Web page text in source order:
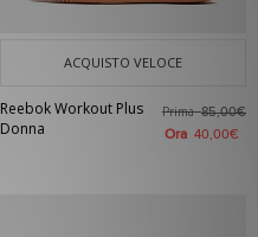
ACQUISTO VELOCE
Reebok Workout Plus
Donna
Prima85,00€
Ora 40,00€